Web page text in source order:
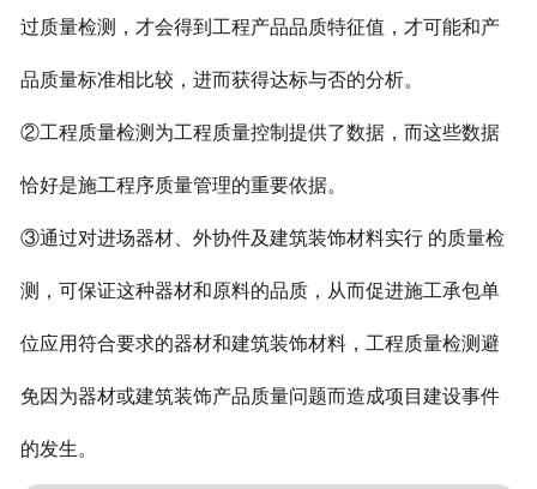
过质量检测，才会得到工程产品品质特征值，才可能和产
品质量标准相比较，进而获得达标与否的分析。
②工程质量检测为工程质量控制提供了数据，而这些数据
恰好是施工程序质量管理的重要依据。
③通过对进场器材、外协件及建筑装饰材料实行 的质量检
测，可保证这种器材和原料的品质，从而促进施工承包单
位应用符合要求的器材和建筑装饰材料，工程质量检测避
免因为器材或建筑装饰产品质量问题而造成项目建设事件
的发生。